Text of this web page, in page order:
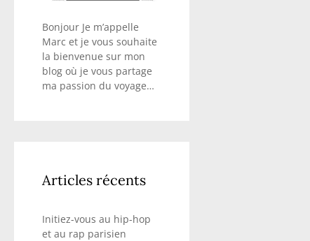
Bonjour Je m’appelle
Marc et je vous souhaite
la bienvenue sur mon
blog où je vous partage
ma passion du voyage…
Articles récents
Initiez-vous au hip-hop
et au rap parisien